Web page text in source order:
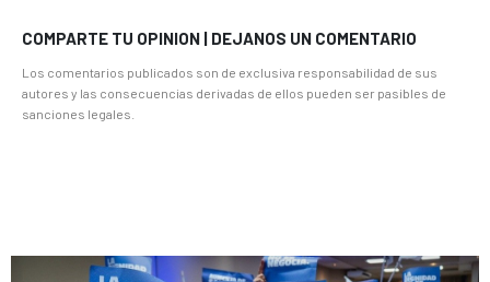
COMPARTE TU OPINION | DEJANOS UN COMENTARIO
Los comentarios publicados son de exclusiva responsabilidad de sus
autores y las consecuencias derivadas de ellos pueden ser pasibles de
sanciones legales.